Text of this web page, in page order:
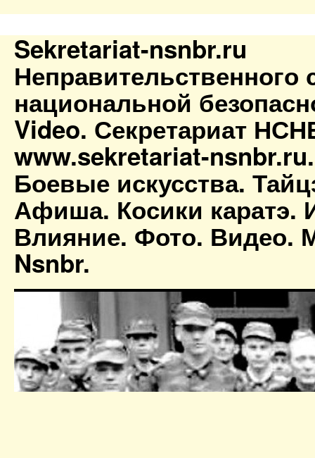
Sekretariat-nsnbr.ru
Неправительственного
национальной
Video. Секретариат
www.sekretariat-
Боевые искусства.
Афиша. Косики каратэ.
Влияние. Фото. Видео.
Nsnbr.